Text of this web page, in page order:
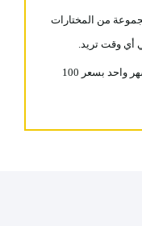
من المختارات
أي وقت تريد.
جرب عرض "الكشك المميز" الخاص بنا: شهر واحد بسعر 100